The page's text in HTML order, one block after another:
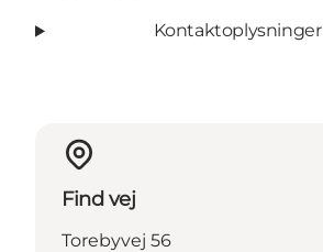
Kontaktoplysninger
Find vej
Torebyvej 56